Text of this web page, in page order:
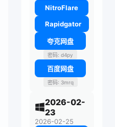
NitroFlare
Rapidgator
夸克网盘
密码: d4py
百度网盘
密码: 3mrq
2026-02-
23
2026-02-25